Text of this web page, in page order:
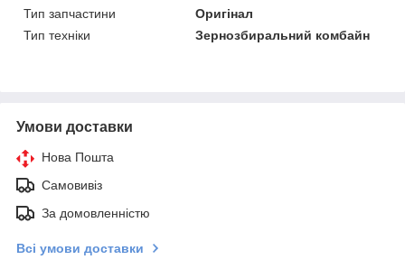
Тип запчастини
Оригінал
Тип техніки
Зернозбиральний комбайн
Умови доставки
Нова Пошта
Самовивіз
За домовленністю
Всі умови доставки